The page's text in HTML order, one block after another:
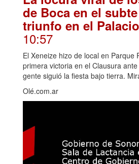
de Boca en el
triunfo en el
10:57
El Xeneize hizo de local en Parque
primera victoria en el Clausura
gente siguió la fiesta bajo tierra.
Olé.com.ar